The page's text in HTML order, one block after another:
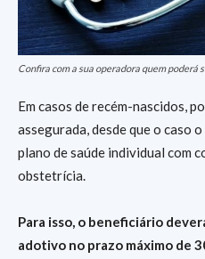
Confira com a sua operadora quem poderá
Em casos de recém-nascidos,
assegurada, desde que o caso
plano de saúde individual com
obstetrícia.
Para isso, o beneficiário
adotivo no prazo máximo de